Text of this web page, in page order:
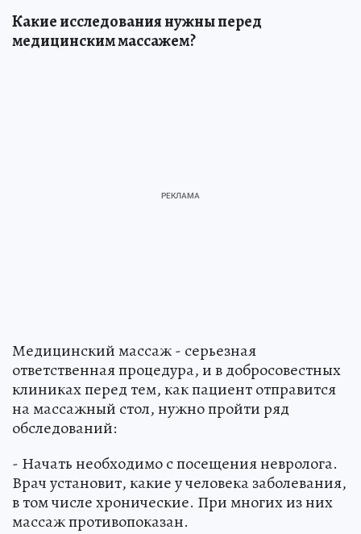
Какие исследования нужны перед
медицинским массажем?
Медицинский массаж - серьезная
ответственная процедура, и в добросовестных
клиниках перед тем, как пациент отправится
на массажный стол, нужно пройти ряд
обследований:
- Начать необходимо с посещения невролога.
Врач установит, какие у человека заболевания,
в том числе хронические. При многих из них
массаж противопоказан.